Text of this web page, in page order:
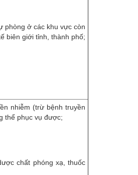
phòng ở các khu vực còn
biên giới tỉnh, thành phố;
nhiễm (trừ bệnh truyền
thể phục vụ được;
chất phóng xạ, thuốc